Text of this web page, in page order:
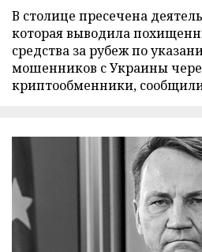
В столице пресечена
которая выводила
средства за рубеж по
мошенников с Украины
криптообменники,